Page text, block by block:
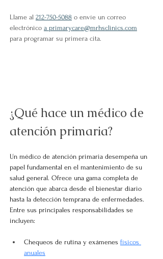
Llame al 212-750-5088 o envíe un correo
electrónico a primarycare@mrhsclinics.com
para programar su primera cita.
¿Qué hace un médico de
atención primaria?
Un médico de atención primaria desempeña un
papel fundamental en el mantenimiento de su
salud general. Ofrece una gama completa de
atención que abarca desde el bienestar diario
hasta la detección temprana de enfermedades.
Entre sus principales responsabilidades se
incluyen:
Chequeos de rutina y exámenes físicos
anuales